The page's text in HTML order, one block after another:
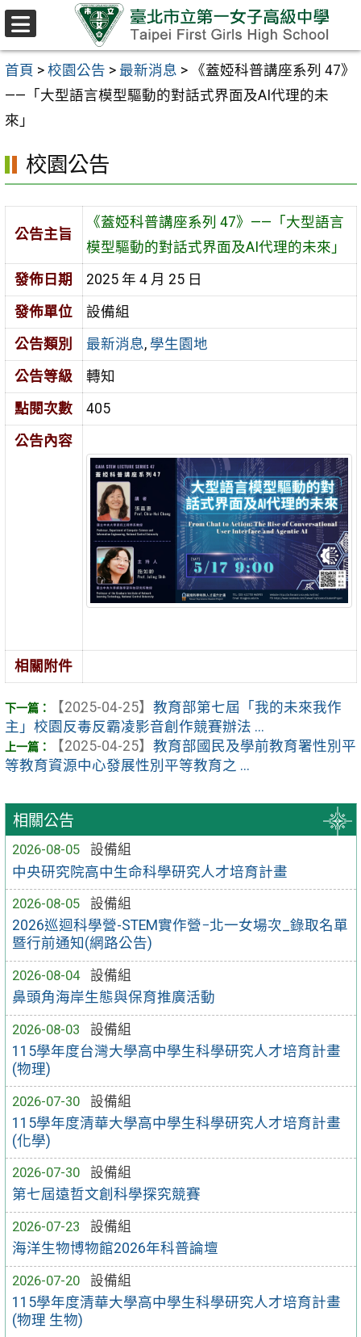
跳至主要內容區
首頁 > 校園公告 > 最新消息 >
《蓋婭科普講座系列 47》
——「大型語言模型驅動的對話式界面及AI代理的未
來」
相關公告
2026-08-05
設備組
中央研究院高中生命科學研究人才培育計畫
2026-08-05
設備組
2026巡迴科學營-STEM實作營−北一女場次_錄取名單
暨行前通知(網路公告)
2026-08-04
設備組
鼻頭角海岸生態與保育推廣活動
2026-08-03
設備組
115學年度台灣大學高中學生科學研究人才培育計畫
(物理)
2026-07-30
設備組
115學年度清華大學高中學生科學研究人才培育計畫
(化學)
2026-07-30
設備組
第七屆遠哲文創科學探究競賽
2026-07-23
設備組
海洋生物博物館2026年科普論壇
2026-07-20
設備組
115學年度清華大學高中學生科學研究人才培育計畫
(物理 生物)
校園公告
公告主旨
《蓋婭科普講座系列 47》——「大型語言
模型驅動的對話式界面及AI代理的未來」
發佈日期
2025 年 4 月 25 日
發佈單位
設備組
公告類別
最新消息, 學生園地
公告等級
轉知
點閱次數
405
公告內容
相關附件
【2025-04-25】 教育部第七屆「我的未來我作
主」校園反毒反霸凌影音創作競賽辦法 ...
【2025-04-25】 教育部國民及學前教育署性別平
等教育資源中心發展性別平等教育之 ...
選
單